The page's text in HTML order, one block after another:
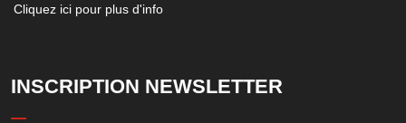
Cliquez ici pour plus d'info
INSCRIPTION NEWSLETTER